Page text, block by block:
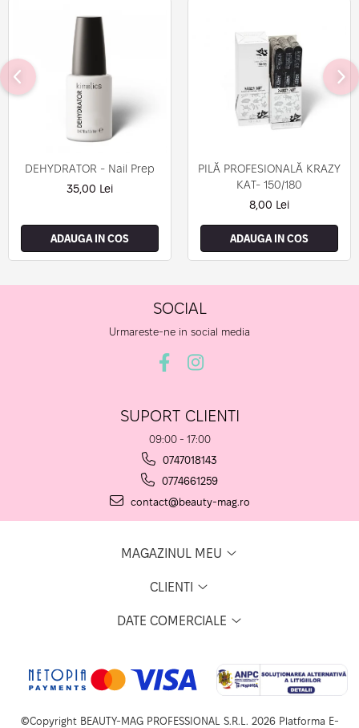
DEHYDRATOR - Nail Prep
35,00 Lei
ADAUGA IN COS
PILĂ PROFESIONALĂ KRAZY
KAT- 150/180
8,00 Lei
ADAUGA IN COS
SOCIAL
Urmareste-ne in social media
SUPORT CLIENTI
09:00 - 17:00
0747018143
0774661259
contact@beauty-mag.ro
MAGAZINUL MEU
CLIENTI
DATE COMERCIALE
©Copyright BEAUTY-MAG PROFESSIONAL S.R.L. 2026 Platforma E-